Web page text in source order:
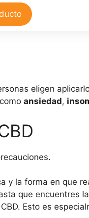
$15,000.
eligen
ansiedad,
y la forma en que
que encuentres
Esto es